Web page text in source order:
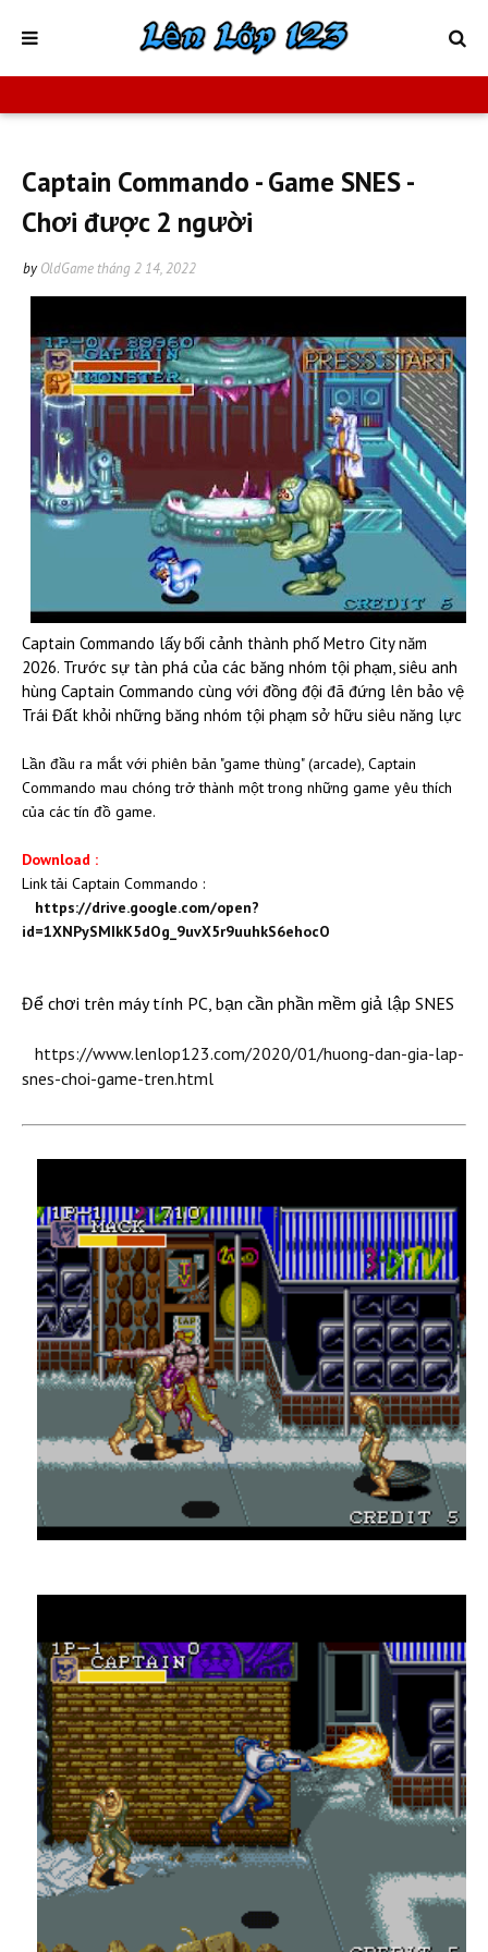
Captain Commando - Game SNES -
Chơi được 2 người
by OldGame tháng 2 14, 2022
Captain Commando lấy bối cảnh thành phố Metro City năm
2026. Trước sự tàn phá của các băng nhóm tội phạm, siêu anh
hùng Captain Commando cùng với đồng đội đã đứng lên bảo vệ
Trái Đất khỏi những băng nhóm tội phạm sở hữu siêu năng lực
Lần đầu ra mắt với phiên bản "game thùng" (arcade), Captain
Commando mau chóng trở thành một trong những game yêu thích
của các tín đồ game.
Download :
Link tải ​Captain Commando :
https://drive.google.com/open?
id=1XNPySMIkK5dOg_9uvX5r9uuhkS6ehocO
Để chơi trên máy tính PC, bạn cần phần mềm giả lập SNES
https://www.lenlop123.com/2020/01/huong-dan-gia-lap-
snes-choi-game-tren.html